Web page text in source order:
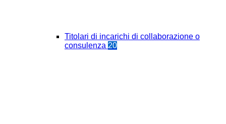
Titolari di incarichi di collaborazione o
consulenza 20